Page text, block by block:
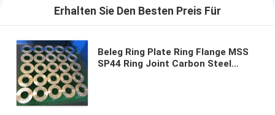
Erhalten Sie Den Besten Preis Für
Beleg Ring Plate Ring Flange MSS
SP44 Ring Joint Carbon Steel